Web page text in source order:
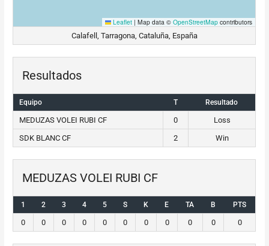
Leaflet | Map data ©OpenStreetMap contributors
Calafell, Tarragona, Cataluña, España
Resultados
Equipo T Resultado
MEDUZAS VOLEI RUBI CF 0
Loss
SDK BLANC CF
2 Win
MEDUZAS VOLEI RUBI CF
1 2 3 4 5 S K E TA B PTS
0 0 0 0 0 0 0 0 0 0 0